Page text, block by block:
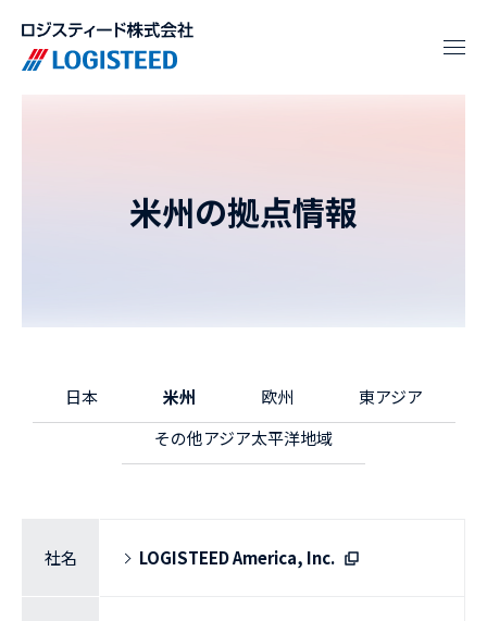
米州の拠点情報
日本 米州 欧州
東アジア
その他アジア太平洋地域
社名 LOGISTEED America, Inc.